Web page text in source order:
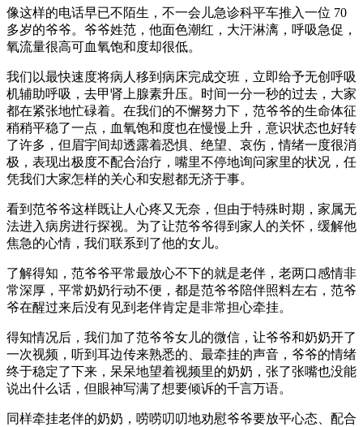
像这样的电话早已不陌生，不一会儿急诊科平车推入一位 70
多岁的爷爷。爷爷姓范，他面色潮红，大汗淋漓，呼吸急促，
氧流量很高可血氧饱和度却很低。
我们以最快速度将病人移到病床完成交班，立即给予无创呼吸
机辅助呼吸，去甲肾上腺素升压。时间一分一秒的过去，大家
都在紧张地忙碌着。在我们的不懈努力下，范爷爷的生命体征
稍稍平稳了一点，血氧饱和度也在慢慢上升，意识状态也好转
了许多，但眉宇间却透露着恐惧、绝望、哀伤，情绪一度很消
极，表现出极度不配合治疗，嘴里不停地询问家里的状况，任
凭我们大家怎样的关心和安慰都无济于事。
看到范爷爷这样既让人心疼又无奈，但由于特殊时期，家属无
法进入病房进行探视。为了让范爷爷得到家人的关怀，缓解他
焦急的心情，我们联系到了他的女儿。
了解得知，范爷爷平常最放心不下的就是老伴，老两口感情非
常深厚，平常奶奶行动不便，都是范爷爷陪伴照料左右，范爷
爷在醒过来后没有见到老伴肯定是非常担心牵挂。
得知情况后，我们加了范爷爷女儿的微信，让爷爷和奶奶开了
一次视频，听到耳边传来熟悉的、最牵挂的声音，爷爷的情绪
终于稳定了下来，呆呆地望着视频里的奶奶，张了张嘴也没能
说出什么话，但眼神写满了想要倾诉的千言万语。
同样牵挂老伴的奶奶，唠唠叨叨地劝慰爷爷要放平心态、配合